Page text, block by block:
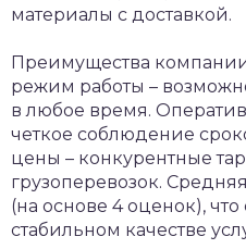
материалы с доставкой.
Преимущества
режим работы –
в любое время.
четкое соблюдение
цены – конкурентные
грузоперевозок.
(на основе 4 оценок), что
стабильном качестве